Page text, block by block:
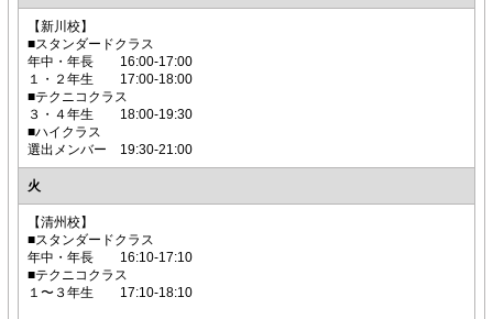
【新川校】
■スタンダードクラス
年中・年長 16:00-17:00
１・２年生 17:00-18:00
■テクニコクラス
３・４年生 18:00-19:30
■ハイクラス
選出メンバー 19:30-21:00
火
【清州校】
■スタンダードクラス
年中・年長 16:10-17:10
■テクニコクラス
１〜３年生 17:10-18:10